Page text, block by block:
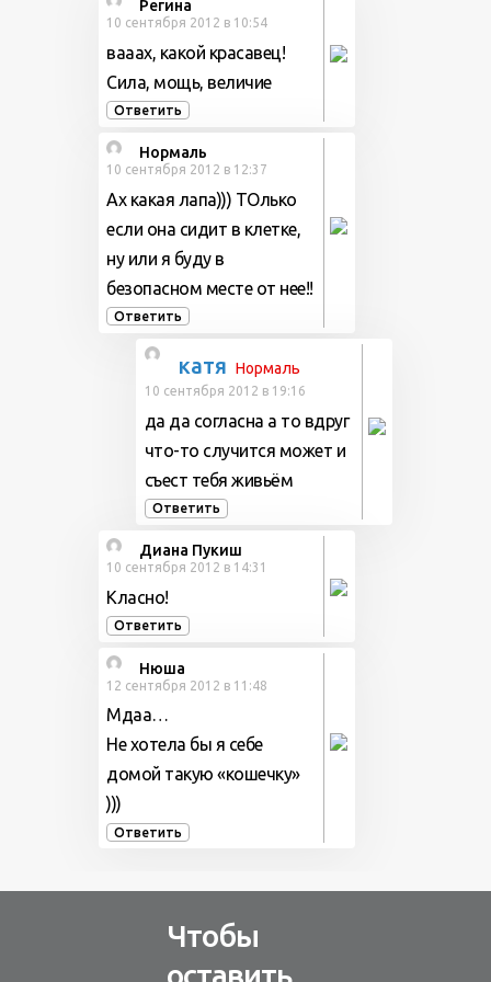
Регина
10 сентября 2012 в 10:54
вааах, какой красавец!
Сила, мощь, величие
Ответить
Нормаль
10 сентября 2012 в 12:37
Ах какая лапа))) ТОлько
если она сидит в клетке,
ну или я буду в
безопасном месте от нее!!
Ответить
катя Нормаль
10 сентября 2012 в 19:16
да да согласна а то вдруг
что-то случится может и
съест тебя живьём
Ответить
Диана Пукиш
10 сентября 2012 в 14:31
Класно!
Ответить
Нюша
12 сентября 2012 в 11:48
Мдаа…
Не хотела бы я себе
домой такую «кошечку»
)))
Ответить
Чтобы
оставить